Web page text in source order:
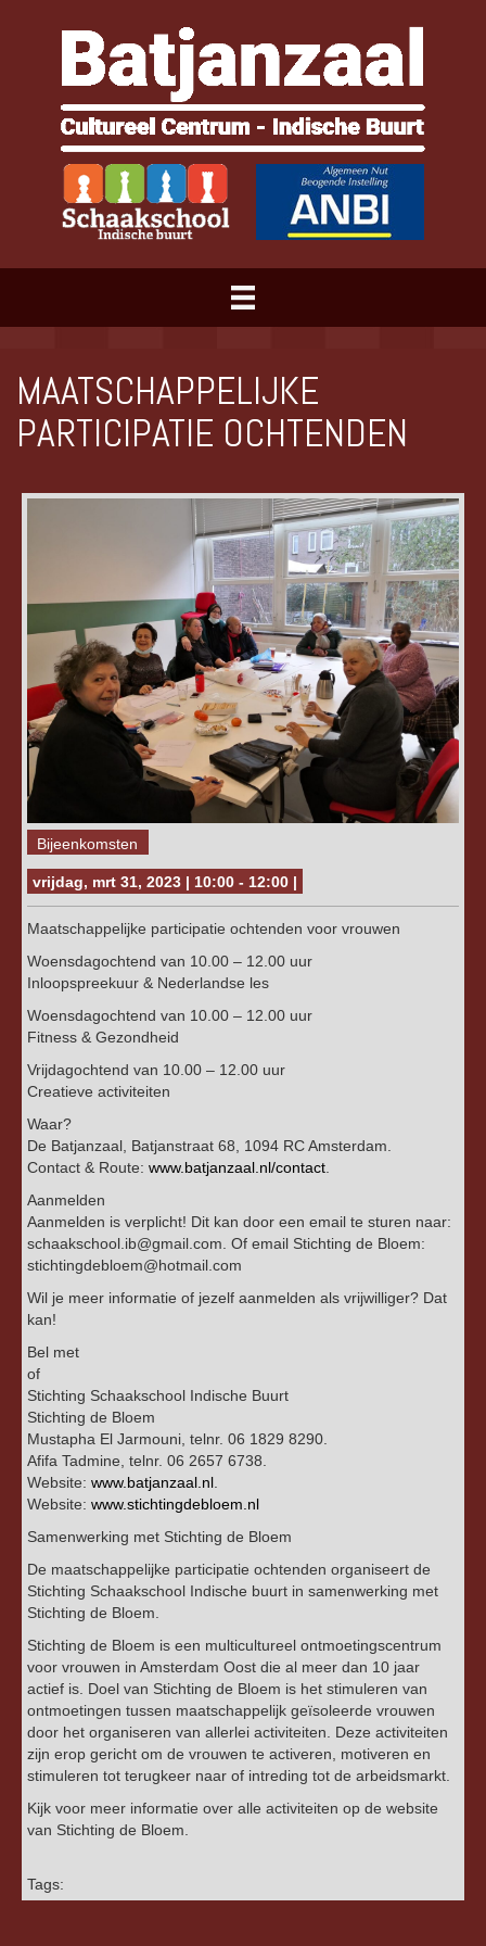
MAATSCHAPPELIJKE
PARTICIPATIE OCHTENDEN
Bijeenkomsten
vrijdag, mrt 31, 2023 | 10:00 - 12:00 |
Maatschappelijke participatie ochtenden voor vrouwen
Woensdagochtend van 10.00 – 12.00 uur
Inloopspreekuur & Nederlandse les
Woensdagochtend van 10.00 – 12.00 uur
Fitness & Gezondheid
Vrijdagochtend van 10.00 – 12.00 uur
Creatieve activiteiten
Waar?
De Batjanzaal, Batjanstraat 68, 1094 RC Amsterdam.
Contact & Route: www.batjanzaal.nl/contact
Aanmelden
Aanmelden is verplicht! Dit kan door een email te sturen naar:
schaakschool.ib@gmail.com. Of email Stichting de Bloem:
stichtingdebloem@hotmail.com
Wil je meer informatie of jezelf aanmelden als vrijwilliger? Dat
kan!
Bel met
of
Stichting Schaakschool Indische Buurt
Stichting de Bloem
Mustapha El Jarmouni, telnr. 06 1829 8290.
Afifa Tadmine, telnr. 06 2657 6738.
Website: www.batjanzaal.nl
Website: www.stichtingdebloem.nl
Samenwerking met Stichting de Bloem
De maatschappelijke participatie ochtenden organiseert de
Stichting Schaakschool Indische buurt in samenwerking met
Stichting de Bloem.
Stichting de Bloem is een multicultureel ontmoetingscentrum
voor vrouwen in Amsterdam Oost die al meer dan 10 jaar
actief is. Doel van Stichting de Bloem is het stimuleren van
ontmoetingen tussen maatschappelijk geïsoleerde vrouwen
door het organiseren van allerlei activiteiten. Deze activiteiten
zijn erop gericht om de vrouwen te activeren, motiveren en
stimuleren tot terugkeer naar of intreding tot de arbeidsmarkt.
Kijk voor meer informatie over alle activiteiten op de website
van Stichting de Bloem.
Tags: